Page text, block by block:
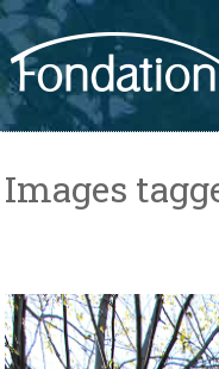
Skip
to
content
Images